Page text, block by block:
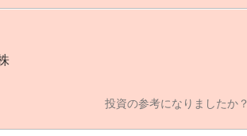
投資の参考になりましたか？